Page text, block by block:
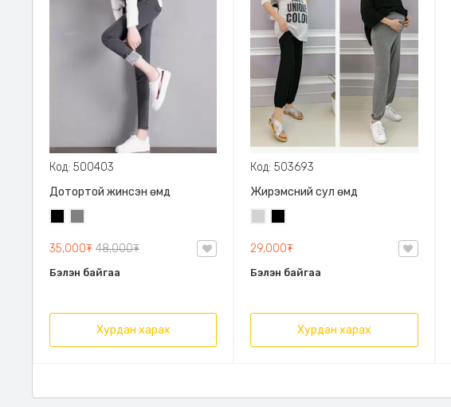
Код: 500403
Дотортой жинсэн өмд
35,000₮ 48,000₮
Бэлэн байгаа
Хурдан харах
Код: 503693
Жирэмсний сул өмд
29,000₮
Бэлэн байгаа
Хурдан харах